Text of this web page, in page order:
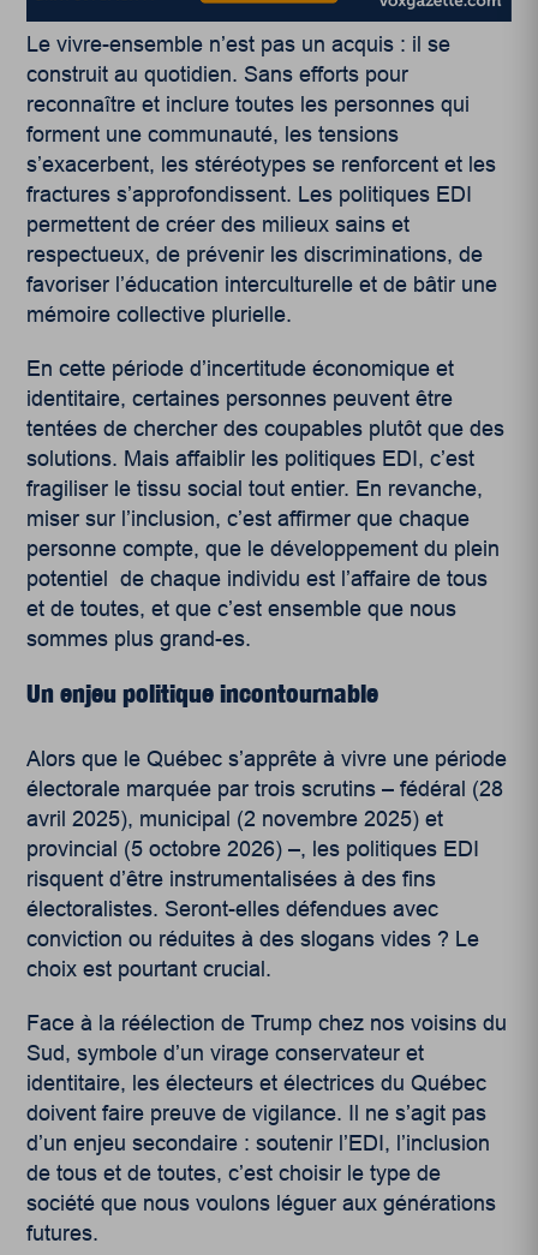
Le vivre-ensemble n’est pas un acquis : il se
construit au quotidien. Sans efforts pour
reconnaître et inclure toutes les personnes qui
forment une communauté, les tensions
s’exacerbent, les stéréotypes se renforcent et les
fractures s’approfondissent. Les politiques EDI
permettent de créer des milieux sains et
respectueux, de prévenir les discriminations, de
favoriser l’éducation interculturelle et de bâtir une
mémoire collective plurielle.
En cette période d’incertitude économique et
identitaire, certaines personnes peuvent être
tentées de chercher des coupables plutôt que des
solutions. Mais affaiblir les politiques EDI, c’est
fragiliser le tissu social tout entier. En revanche,
miser sur l’inclusion, c’est affirmer que chaque
personne compte, que le développement du plein
potentiel de chaque individu est l’affaire de tous
et de toutes, et que c’est ensemble que nous
sommes plus grand-es.
Un enjeu politique incontournable
Alors que le Québec s’apprête à vivre une période
électorale marquée par trois scrutins – fédéral (28
avril 2025), municipal (2 novembre 2025) et
provincial (5 octobre 2026) –, les politiques EDI
risquent d’être instrumentalisées à des fins
électoralistes. Seront-elles défendues avec
conviction ou réduites à des slogans vides ? Le
choix est pourtant crucial.
Face à la réélection de Trump chez nos voisins du
Sud, symbole d’un virage conservateur et
identitaire, les électeurs et électrices du Québec
doivent faire preuve de vigilance. Il ne s’agit pas
d’un enjeu secondaire : soutenir l’EDI, l’inclusion
de tous et de toutes, c’est choisir le type de
société que nous voulons léguer aux générations
futures.